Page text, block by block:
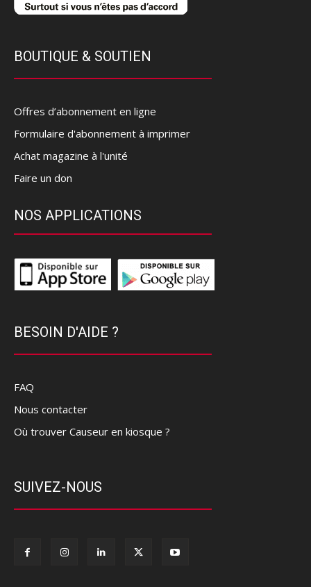
BOUTIQUE & SOUTIEN
Offres d’abonnement en ligne
Formulaire d'abonnement à imprimer
Achat magazine à l'unité
Faire un don
NOS APPLICATIONS
BESOIN D'AIDE ?
FAQ
Nous contacter
Où trouver Causeur en kiosque ?
SUIVEZ-NOUS